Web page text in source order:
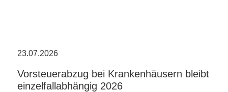
23.07.2026
Vorsteuerabzug bei Krankenhäusern bleibt
einzelfallabhängig 2026